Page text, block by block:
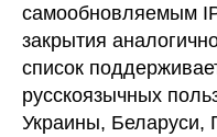
самообновляемым
закрытия
список
русскоязычных
Украины, Беларуси,